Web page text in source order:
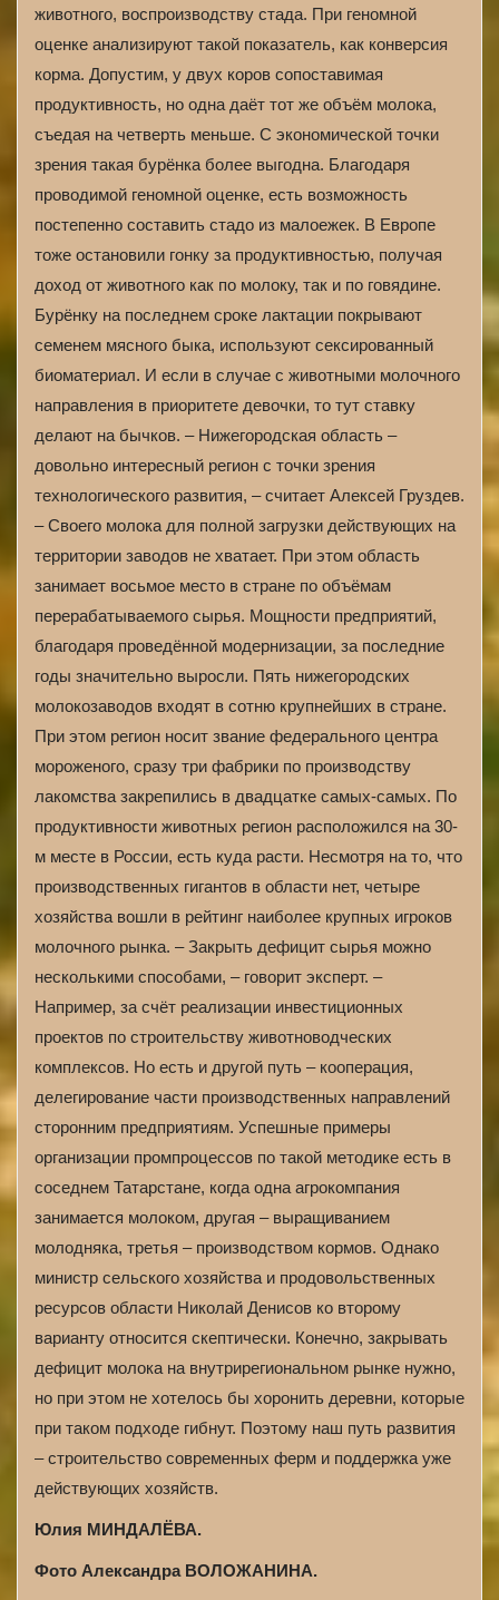
животного, воспроизводству стада. При геномной
оценке анализируют такой показатель, как конверсия
корма. Допустим, у двух коров сопоставимая
продуктивность, но одна даёт тот же объём молока,
съедая на четверть меньше. С экономической точки
зрения такая бурёнка более выгодна. Благодаря
проводимой геномной оценке, есть возможность
постепенно составить стадо из малоежек. В Европе
тоже остановили гонку за продуктивностью, получая
доход от животного как по молоку, так и по говядине.
Бурёнку на последнем сроке лактации покрывают
семенем мясного быка, используют сексированный
биоматериал. И если в случае с животными молочного
направления в приоритете девочки, то тут ставку
делают на бычков. – Нижегородская область –
довольно интересный регион с точки зрения
технологического развития, – считает Алексей Груздев.
– Своего молока для полной загрузки действующих на
территории заводов не хватает. При этом область
занимает восьмое место в стране по объёмам
перерабатываемого сырья. Мощности предприятий,
благодаря проведённой модернизации, за последние
годы значительно выросли. Пять нижегородских
молокозаводов входят в сотню крупнейших в стране.
При этом регион носит звание федерального центра
мороженого, сразу три фабрики по производству
лакомства закрепились в двадцатке самых-самых. По
продуктивности животных регион расположился на 30-
м месте в России, есть куда расти. Несмотря на то, что
производственных гигантов в области нет, четыре
хозяйства вошли в рейтинг наиболее крупных игроков
молочного рынка. – Закрыть дефицит сырья можно
несколькими способами, – говорит эксперт. –
Например, за счёт реализации инвестиционных
проектов по строительству животноводческих
комплексов. Но есть и другой путь – кооперация,
делегирование части производственных направлений
сторонним предприятиям. Успешные примеры
организации промпроцессов по такой методике есть в
соседнем Татарстане, когда одна агрокомпания
занимается молоком, другая – выращиванием
молодняка, третья – производством кормов. Однако
министр сельского хозяйства и продовольственных
ресурсов области Николай Денисов ко второму
варианту относится скептически. Конечно, закрывать
дефицит молока на внутрирегиональном рынке нужно,
но при этом не хотелось бы хоронить деревни, которые
при таком подходе гибнут. Поэтому наш путь развития
– строительство современных ферм и поддержка уже
действующих хозяйств.
Юлия МИНДАЛЁВА.
Фото Александра ВОЛОЖАНИНА.